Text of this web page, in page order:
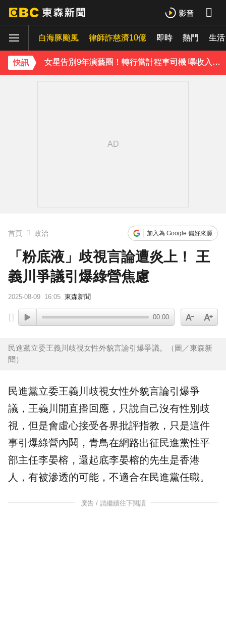
白海豚颱風 律師詐慈濟10億 即時 熱門 生活
快訊
女星告別9年演藝圈！轉行當計程車司機 曝收入：比演員賺更多
蔡阿嘎陷爭議！蘿拉神隱19個月首發文 遭酸「詐騙集團回歸」回應了
首頁 政治 加入為 Google 偏好來源
「粉底液」歧視言論遭炎上！ 王
義川爭議引爆綠營焦慮
2025-08-09 16:05 東森新聞
00:00
民進黨立委王義川歧視女性外貌言論引爆爭議。（圖／東森新
聞）
民進黨立委王義川 歧視女性外貌言論引爆爭
議，王義川開直播回應，只說自己沒有性別歧
視，但是會虛心接受各界批評指教，只是這件
事引爆綠營內鬨，青鳥在網路出征民進黨性平
部主任李晏榕，還起底李晏榕的先生是香港
人，有被滲透的可能，不適合在民進黨任職。
廣告 / 請繼續往下閱讀